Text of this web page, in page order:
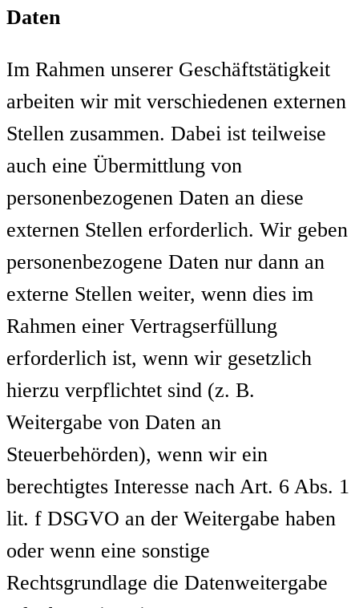
Daten
Im Rahmen unserer Geschäftstätigkeit
arbeiten wir mit verschiedenen externen
Stellen zusammen. Dabei ist teilweise
auch eine Übermittlung von
personenbezogenen Daten an diese
externen Stellen erforderlich. Wir geben
personenbezogene Daten nur dann an
externe Stellen weiter, wenn dies im
Rahmen einer Vertragserfüllung
erforderlich ist, wenn wir gesetzlich
hierzu verpflichtet sind (z. B.
Weitergabe von Daten an
Steuerbehörden), wenn wir ein
berechtigtes Interesse nach Art. 6 Abs. 1
lit. f DSGVO an der Weitergabe haben
oder wenn eine sonstige
Rechtsgrundlage die Datenweitergabe